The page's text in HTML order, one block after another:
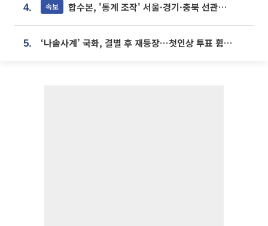
4. 속보 합수본, '통계 조작' 서울·경기·충북 선관위 등 추가 압수수색
5. ‘나솔사계’ 국화, 결별 후 재등장⋯첫인상 투표 휩쓸고 ‘인기녀’ 등극